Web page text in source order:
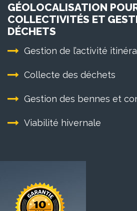
GÉOLOCALISATION
COLLECTIVITÉS ET
DÉCHETS
Gestion de l’activité
Collecte des déchets
Gestion des bennes et
Viabilité hivernale